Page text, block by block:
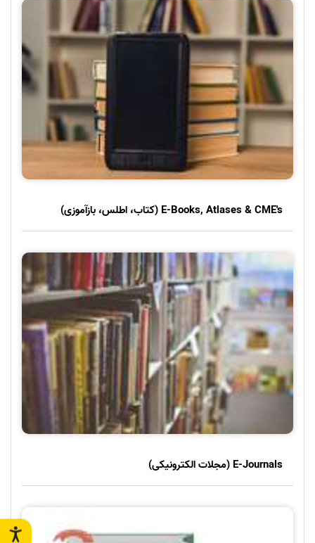
E-Books, Atlases & CME's (کتاب، اطلس، بازآموزی)
E-Journals (مجلات الکترونیکی)